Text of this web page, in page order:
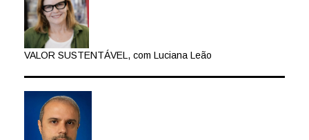
VALOR SUSTENTÁVEL, com Luciana Leão